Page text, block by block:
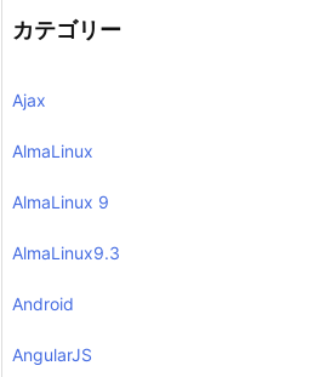
カテゴリー
Ajax
AlmaLinux
AlmaLinux 9
AlmaLinux9.3
Android
AngularJS